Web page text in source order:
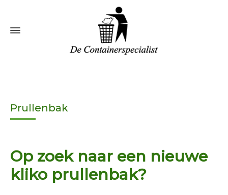
Prullenbak
Op zoek naar een nieuwe
kliko prullenbak?